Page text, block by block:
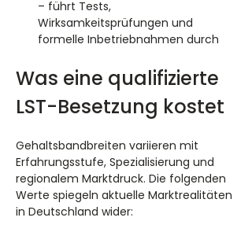
– führt Tests,
Wirksamkeitsprüfungen und
formelle Inbetriebnahmen durch
Was eine qualifizierte
LST-Besetzung kostet
Gehaltsbandbreiten variieren mit
Erfahrungsstufe, Spezialisierung und
regionalem Marktdruck. Die folgenden
Werte spiegeln aktuelle Marktrealitäten
in Deutschland wider: